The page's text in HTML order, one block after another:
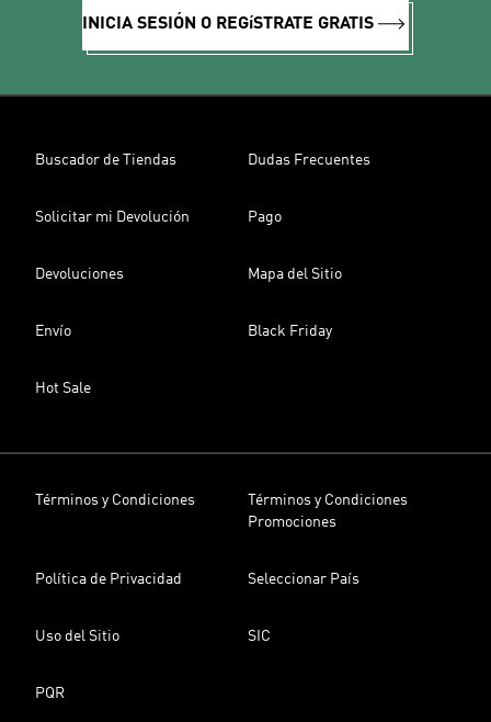
INICIA SESIÓN O REGíSTRATE GRATIS
Buscador de Tiendas Dudas Frecuentes
Solicitar mi Devolución Pago
Devoluciones Mapa del Sitio
Envío Black Friday
Hot Sale
Términos y Condiciones
Términos y Condiciones
Promociones
Política de Privacidad Seleccionar País
Uso del Sitio SIC
PQR